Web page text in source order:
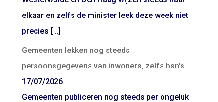
elkaar en zelfs de minister leek deze week niet
precies […]
Gemeenten lekken nog steeds
persoonsgegevens van inwoners, zelfs bsn's
17/07/2026
Gemeenten publiceren nog steeds per ongeluk